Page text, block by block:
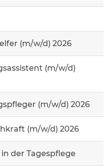
(m/w/d) 2026
(m/w/d)
(m/w/d) 2026
(m/w/d) 2026
der Tagespflege